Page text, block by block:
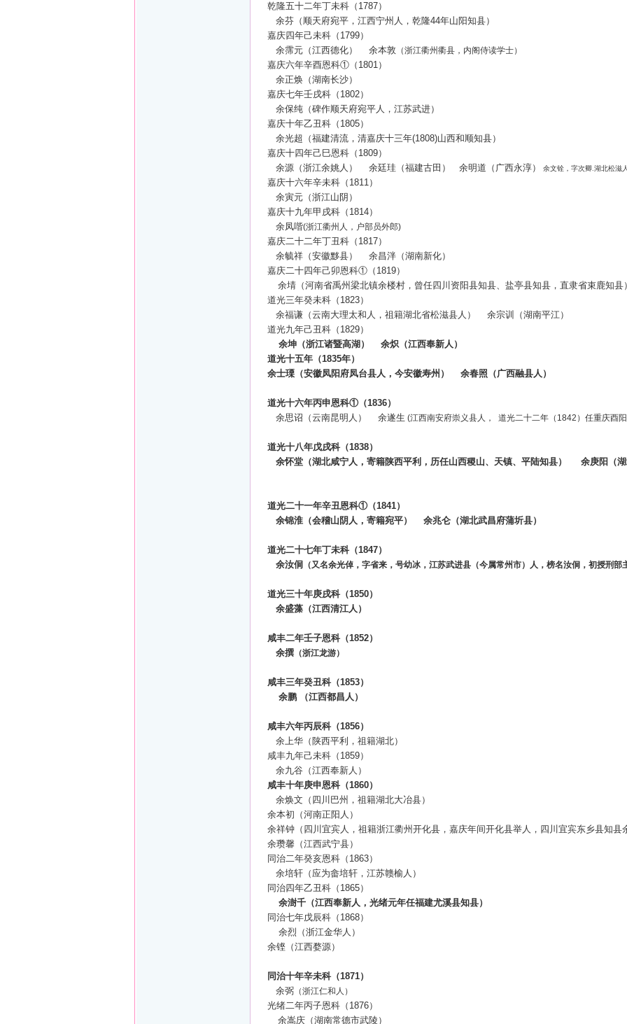
乾隆五十二年丁未科（ 1787）
余芬（顺天府宛平，江西宁州人，乾隆44年山阳知县）
嘉庆四年己未科（ 1799）
余霈元（江西德化）
余本敦 （浙江衢州衢县，内阁侍读学士）
嘉庆六年辛酉恩科① （ 1801）
余正焕（湖南长沙）
嘉庆七年壬戌科（ 1802）
余保纯（碑作顺天府宛平人，江苏武进）
嘉庆十年乙丑科（ 1805）
余光超（福建清流，清嘉庆十三年(1808)山西和顺知县）
嘉庆十四年己巳恩科（ 1809）
余源（浙江余姚人）
余廷珪（福建古田） 余明道（广西永淳） 余文铨，字次卿 湖北松滋
嘉庆十六年辛未科（ 1811）
余寅元（浙江山阴）
嘉庆十九年甲戌科（ 1814）
余凤喈(浙江衢州人，户部员外郎)
嘉庆二十二年丁丑科（ 1817）
余毓祥（安徽黟县）
余昌泮（湖南新化）
嘉庆二十四年己卯恩科① （ 1819）
余埥（河南省禹州梁北镇余楼村，曾任四川资阳县知县、盐亭县知县，直隶省束鹿知县）
道光三年癸未科（ 1823）
余福谦（云南大理太和人，祖籍湖北省松滋县人）
余宗训（湖南平江）
道光九年己丑科（ 1829）
余坤（浙江诸暨高湖）
余炽（江西奉新人）
道光十五年（1835年）
余士瑮（安徽凤阳府凤台县人，今安徽寿州）
余春照（广西融县人）
道光十六年丙申恩科① （1836）
余思诏（云南昆明人）
余遂生 (江西南安府崇义县人， 道光二十二年（ 1842 ）任重庆酉
道光十八年戊戌科（1838）
余怀堂（湖北咸宁人，寄籍陕西平利，历任山西稷山、天镇、平陆知县）
余庚阳（湖
道光二十一年辛丑恩科① （1841）
余锦淮（会稽山阴人，寄籍宛平）
余兆仑（湖北武昌府蒲圻县）
道光二十七年丁未科（1847）
余汝侗
（又名余光倬，字省来，号幼冰，江苏武进县（今属常州市）人，榜名汝侗，初授刑部
道光三十年庚戌科（1850）
余盛藻（江西清江人）
咸丰二年壬子恩科（1852）
余撰 （浙江龙游）
咸丰三年癸丑科（1853）
余鹏
（江西都昌人）
咸丰六年丙辰科（1856）
余上华（陕西平利，祖籍湖北）
咸丰九年己未科（ 1859）
余九谷（江西奉新人）
咸丰十年庚申恩科（1860）
余焕文（四川巴州，祖籍湖北大冶县）
余本初（河南正阳人）
余祥钟（四川宜宾人，祖籍浙江衢州开化县，嘉庆年间开化县举人，四川宜宾东乡县知县
余瓒馨（江西武宁县）
同治二年癸亥恩科（ 1863）
余培轩（应为畲培轩，江苏赣榆人）
同治四年乙丑科（ 1865）
余澍千（江西奉新人，光绪元年任福建尤溪县知县）
同治七年戊辰科（ 1868）
余烈（浙江金华人）
余铿（江西婺源）
同治十年辛未科（1871）
余弼 （浙江仁和人）
光绪二年丙子恩科（ 1876）
余嵩庆（湖南常德市武陵）